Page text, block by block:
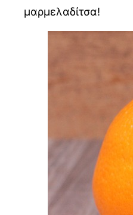
μαρμελαδίτσα!